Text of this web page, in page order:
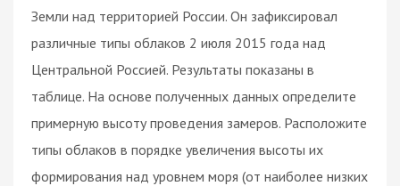
Земли над территорией России. Он зафиксировал
различные типы облаков 2 июля 2015 года над
Центральной Россией. Результаты показаны в
таблице. На основе полученных данных определите
примерную высоту проведения замеров. Расположите
типы облаков в порядке увеличения высоты их
формирования над уровнем моря (от наиболее низких